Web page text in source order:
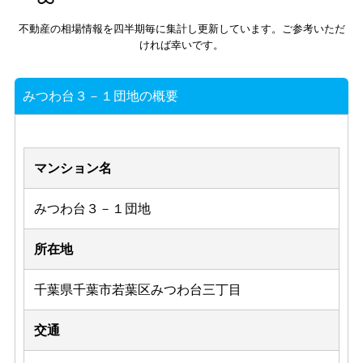
不動産の相場情報を四半期毎に集計し更新しています。ご参考いただ
ければ幸いです。
みつわ台３－１団地の概要
マンション名
みつわ台３－１団地
所在地
千葉県千葉市若葉区みつわ台三丁目
交通